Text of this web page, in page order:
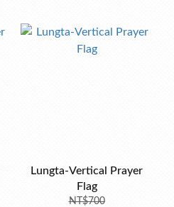
Lungta-Vertical Prayer
Flag
NT$700